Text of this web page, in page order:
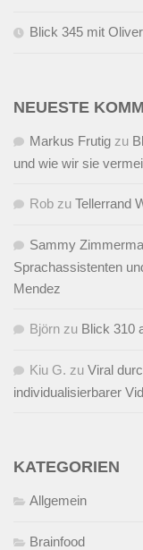
Blick 345 mit
NEUESTE
Markus Frutig zu
und wie wir sie
Rob zu Tellerrand
Sammy
Sprachassistenten
Mendez
Björn zu Blick 310
Kiu G. zu Viral
individualisierbarer
KATEGORIEN
Allgemein
Brainfood